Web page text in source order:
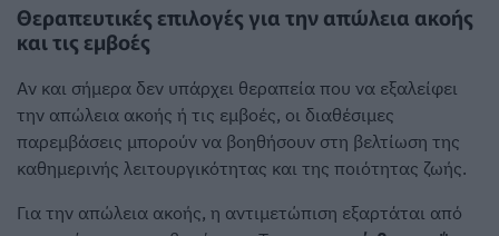
Θεραπευτικές επιλογές για την απώλεια ακοής
και τις εμβοές
Αν και σήμερα δεν υπάρχει θεραπεία που να εξαλείφει
την απώλεια ακοής ή τις εμβοές, οι διαθέσιμες
παρεμβάσεις μπορούν να βοηθήσουν στη βελτίωση της
καθημερινής λειτουργικότητας και της ποιότητας ζωής.
Για την απώλεια ακοής, η αντιμετώπιση εξαρτάται από